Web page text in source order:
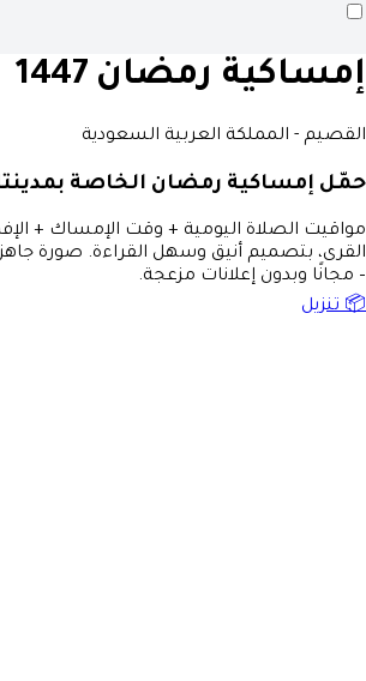
إمساكية رمضان 1447
القصيم - المملكة العربية السعودية
حمّل إمساكية رمضان الخاصة
مواقيت الصلاة اليومية + وقت الإمساك +
القرى، بتصميم أنيق وسهل القراءة. صورة
– مجانًا وبدون إعلانات مزعجة.
📦 تنزيل